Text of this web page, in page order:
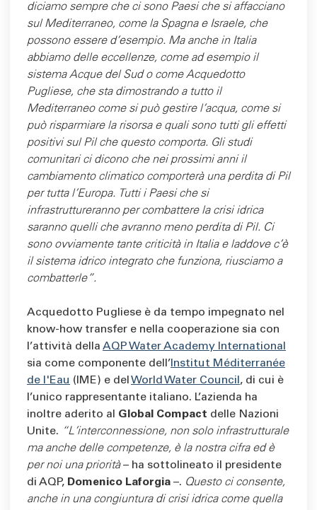
diciamo sempre che ci sono Paesi che si affacciano
sul Mediterraneo, come la Spagna e Israele, che
possono essere d’esempio. Ma anche in Italia
abbiamo delle eccellenze, come ad esempio il
sistema Acque del Sud o come Acquedotto
Pugliese, che sta dimostrando a tutto il
Mediterraneo come si può gestire l’acqua, come si
può risparmiare la risorsa e quali sono tutti gli effetti
positivi sul Pil che questo comporta. Gli studi
comunitari ci dicono che nei prossimi anni il
cambiamento climatico comporterà una perdita di Pil
per tutta l’Europa. Tutti i Paesi che si
infrastruttureranno per combattere la crisi idrica
saranno quelli che avranno meno perdita di Pil. Ci
sono ovviamente tante criticità in Italia e laddove c’è
il sistema idrico integrato che funziona, riusciamo a
combatterle”.
Acquedotto Pugliese è da tempo impegnato nel
know-how transfer e nella cooperazione sia con
l’attività della AQP Water Academy International
sia come componente dell’ Institut Méditerranée
de l'Eau (IME) e del World Water Council , di cui è
l’unico rappresentante italiano. L’azienda ha
inoltre aderito al Global Compact delle Nazioni
Unite. “L’interconnessione, non solo infrastrutturale
ma anche delle competenze, è la nostra cifra ed è
per noi una priorità– ha sottolineato il presidente
di AQP, Domenico Laforgia –. Questo ci consente,
anche in una congiuntura di crisi idrica come quella